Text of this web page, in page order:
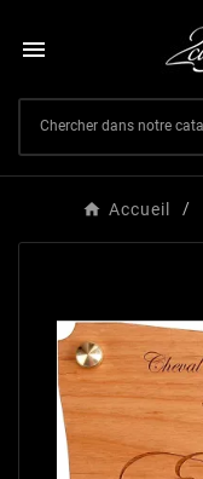

Accueil